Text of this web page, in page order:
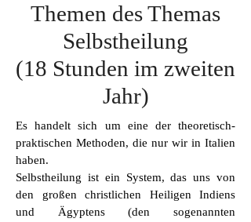
Themen des Themas
Selbstheilung
(18 Stunden im zweiten
Jahr)
Es handelt sich um eine der theoretisch-
praktischen Methoden, die nur wir in Italien
haben.
Selbstheilung ist ein System, das uns von
den großen christlichen Heiligen Indiens
und Ägyptens (den sogenannten